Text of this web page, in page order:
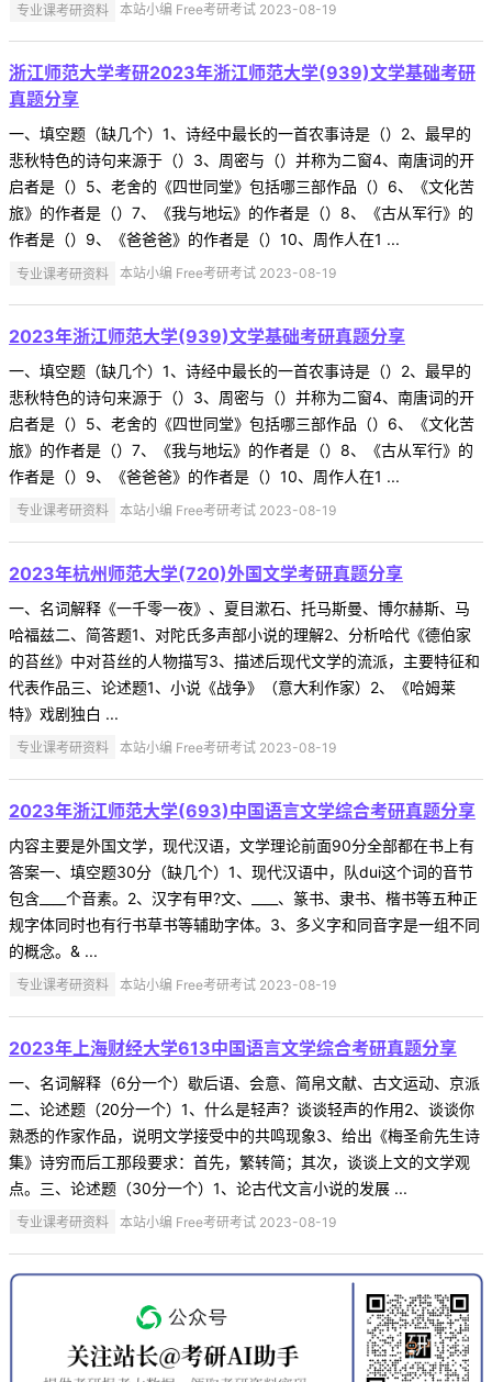
专业课考研资料 本站小编 Free考研考试 2023-08-19
浙江师范大学考研2023年浙江师范大学(939)文学基础考研
真题分享
一、填空题（缺几个）1、诗经中最长的一首农事诗是（）2、最早的
悲秋特色的诗句来源于（）3、周密与（）并称为二窗4、南唐词的开
启者是（）5、老舍的《四世同堂》包括哪三部作品（）6、《文化苦
旅》的作者是（）7、《我与地坛》的作者是（）8、《古从军行》的
作者是（）9、《爸爸爸》的作者是（）10、周作人在1 ...
专业课考研资料 本站小编 Free考研考试 2023-08-19
2023年浙江师范大学(939)文学基础考研真题分享
一、填空题（缺几个）1、诗经中最长的一首农事诗是（）2、最早的
悲秋特色的诗句来源于（）3、周密与（）并称为二窗4、南唐词的开
启者是（）5、老舍的《四世同堂》包括哪三部作品（）6、《文化苦
旅》的作者是（）7、《我与地坛》的作者是（）8、《古从军行》的
作者是（）9、《爸爸爸》的作者是（）10、周作人在1 ...
专业课考研资料 本站小编 Free考研考试 2023-08-19
2023年杭州师范大学(720)外国文学考研真题分享
一、名词解释《一千零一夜》、夏目漱石、托马斯曼、博尔赫斯、马
哈福兹二、简答题1、对陀氏多声部小说的理解2、分析哈代《德伯家
的苔丝》中对苔丝的人物描写3、描述后现代文学的流派，主要特征和
代表作品三、论述题1、小说《战争》（意大利作家）2、《哈姆莱
特》戏剧独白 ...
专业课考研资料 本站小编 Free考研考试 2023-08-19
2023年浙江师范大学(693)中国语言文学综合考研真题分享
内容主要是外国文学，现代汉语，文学理论前面90分全部都在书上有
答案一、填空题30分（缺几个）1、现代汉语中，队dui这个词的音节
包含____个音素。2、汉字有甲?文、____、篆书、隶书、楷书等五种正
规字体同时也有行书草书等辅助字体。3、多义字和同音字是一组不同
的概念。& ...
专业课考研资料 本站小编 Free考研考试 2023-08-19
2023年上海财经大学613中国语言文学综合考研真题分享
一、名词解释（6分一个）歇后语、会意、简帛文献、古文运动、京派
二、论述题（20分一个）1、什么是轻声？谈谈轻声的作用2、谈谈你
熟悉的作家作品，说明文学接受中的共鸣现象3、给出《梅圣俞先生诗
集》诗穷而后工那段要求：首先，繁转简；其次，谈谈上文的文学观
点。三、论述题（30分一个）1、论古代文言小说的发展 ...
专业课考研资料 本站小编 Free考研考试 2023-08-19